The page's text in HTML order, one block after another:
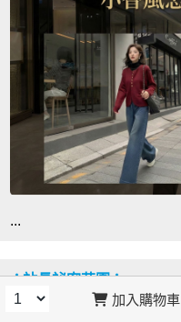
...
♔站長祕密花園♔
加入購物車